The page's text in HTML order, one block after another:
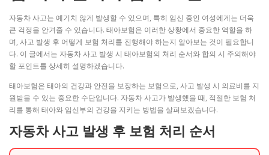
자동차 사고는 예기치 않게 발생할 수 있으며, 특히 임신 중인 여성에게는 더욱
큰 걱정을 안겨줄 수 있습니다. 태아보험은 이러한 상황에서 중요한 역할을 하
며, 사고 발생 후 어떻게 보험 처리를 진행해야 하는지 알아보는 것이 필요합니
다. 이 글에서는 자동차 사고 발생 시 태아보험의 처리 순서와 합의 시 주의해야
할 포인트를 상세히 설명하겠습니다.
태아보험은 태아의 건강과 안전을 보장하는 보험으로, 사고 발생 시 의료비를 지
원받을 수 있는 중요한 수단입니다. 자동차 사고가 발생했을 때, 적절한 보험 처
리를 통해 태아와 임신부의 건강을 지키는 방법을 살펴보겠습니다.
자동차 사고 발생 후 보험 처리 순서